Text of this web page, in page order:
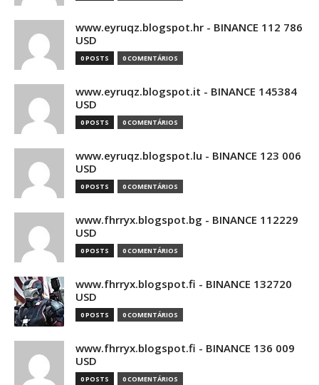
www.eyruqz.blogspot.hr - BINANCE 112 786
USD
0 POSTS 0 COMENTÁRIOS
www.eyruqz.blogspot.it - BINANCE 145384
USD
0 POSTS 0 COMENTÁRIOS
www.eyruqz.blogspot.lu - BINANCE 123 006
USD
0 POSTS 0 COMENTÁRIOS
www.fhrryx.blogspot.bg - BINANCE 112229
USD
0 POSTS 0 COMENTÁRIOS
www.fhrryx.blogspot.fi - BINANCE 132720
USD
0 POSTS 0 COMENTÁRIOS
www.fhrryx.blogspot.fi - BINANCE 136 009
USD
0 POSTS 0 COMENTÁRIOS